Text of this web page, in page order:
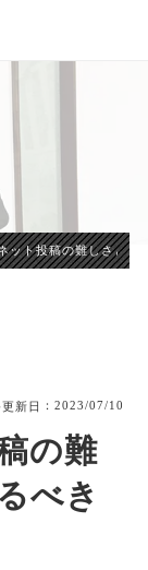
ット投稿の難しさと趣
新日 ：2023/07/10
の難
べき